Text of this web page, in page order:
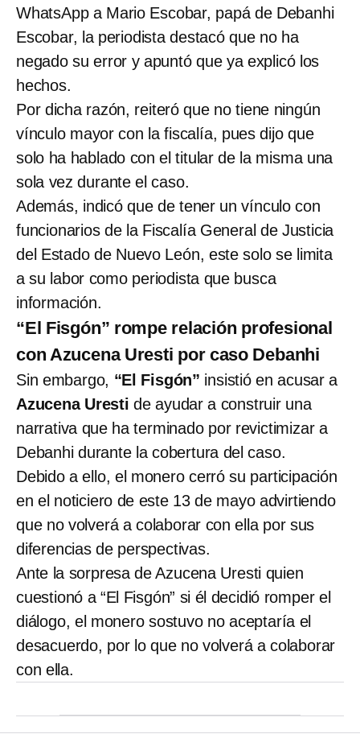
WhatsApp a Mario Escobar, papá de Debanhi
Escobar, la periodista destacó que no ha
negado su error y apuntó que ya explicó los
hechos.
Por dicha razón, reiteró que no tiene ningún
vínculo mayor con la fiscalía, pues dijo que
solo ha hablado con el titular de la misma una
sola vez durante el caso.
Además, indicó que de tener un vínculo con
funcionarios de la Fiscalía General de Justicia
del Estado de Nuevo León, este solo se limita
a su labor como periodista que busca
información.
“El Fisgón” rompe relación profesional
con Azucena Uresti por caso Debanhi
Sin embargo, “El Fisgón” insistió en acusar a
Azucena Urestide ayudar a construir una
narrativa que ha terminado por revictimizar a
Debanhi durante la cobertura del caso.
Debido a ello, el monero cerró su participación
en el noticiero de este 13 de mayo advirtiendo
que no volverá a colaborar con ella por sus
diferencias de perspectivas.
Ante la sorpresa de Azucena Uresti quien
cuestionó a “El Fisgón” si él decidió romper el
diálogo, el monero sostuvo no aceptaría el
desacuerdo, por lo que no volverá a colaborar
con ella.